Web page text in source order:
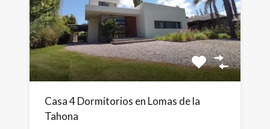
Casa 4 Dormitorios en Lomas de la
Tahona